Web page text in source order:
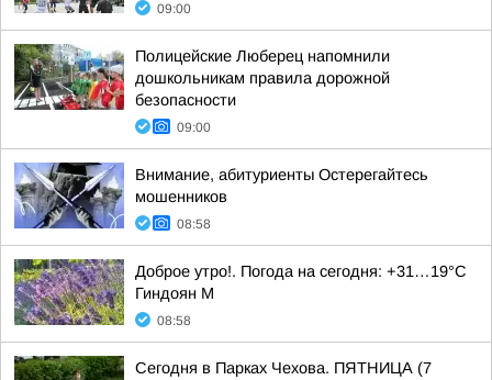
09:00
Полицейские Люберец напомнили
дошкольникам правила дорожной
безопасности
09:00
Внимание, абитуриенты Остерегайтесь
мошенников
08:58
Доброе утро!. Погода на сегодня: +31…19°С
Гиндоян М
08:58
Сегодня в Парках Чехова. ПЯТНИЦА (7